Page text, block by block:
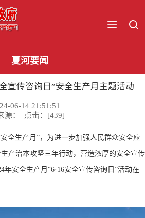
夏河要闻
宣传咨询日”安全生产月主题活动
24-06-14 21:51:51
源： 点击：[439]
全生产月”，为进一步加强人民群众安全应
产治本攻坚三年行动，营造浓厚的安全宣传
年安全生产月“6·16安全宣传咨询日”活动在